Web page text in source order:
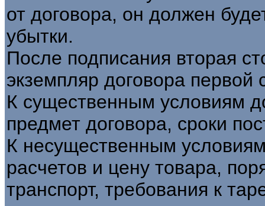
от договора, он должен
убытки.
После подписания вторая
экземпляр договора первой
К существенным условиям
предмет договора, сроки
К несущественным
расчетов и цену товара,
транспорт, требования к